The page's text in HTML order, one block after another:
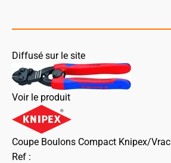
Diffusé sur le site
Voir le produit
Coupe Boulons Compact Knipex/Vrac
Ref :